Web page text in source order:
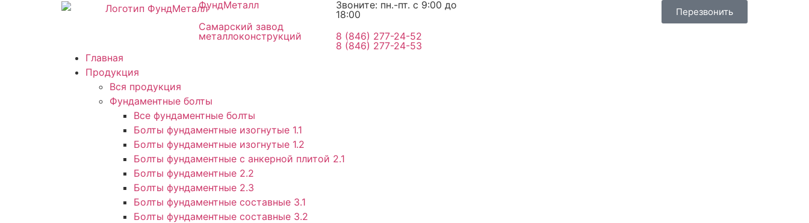
ФундМеталл
Самарский завод
металлоконструкций
Звоните: пн.-пт. с 9:00 до
18:00
8 (846) 277-24-52
8 (846) 277-24-53
Перезвонить
Главная
Продукция
Вся продукция
Фундаментные болты
Все фундаментные болты
Болты фундаментные изогнутые 1.1
Болты фундаментные изогнутые 1.2
Болты фундаментные с анкерной плитой 2.1
Болты фундаментные 2.2
Болты фундаментные 2.3
Болты фундаментные составные 3.1
Болты фундаментные составные 3.2